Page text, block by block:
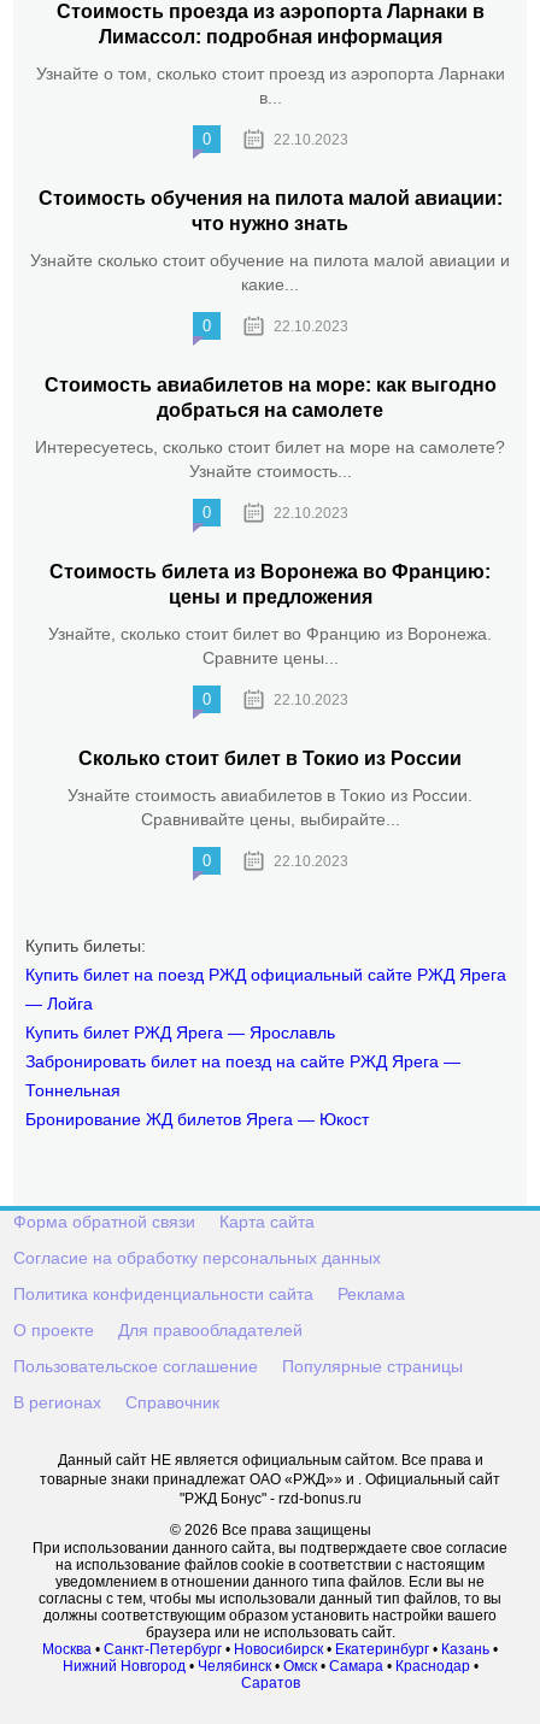
Стоимость проезда из аэропорта Ларнаки в
Лимассол: подробная информация
Узнайте о том, сколько стоит проезд из аэропорта Ларнаки
в...
0 22.10.2023
Стоимость обучения на пилота малой авиации:
что нужно знать
Узнайте сколько стоит обучение на пилота малой авиации и
какие...
0 22.10.2023
Стоимость авиабилетов на море: как выгодно
добраться на самолете
Интересуетесь, сколько стоит билет на море на самолете?
Узнайте стоимость...
0 22.10.2023
Стоимость билета из Воронежа во Францию:
цены и предложения
Узнайте, сколько стоит билет во Францию из Воронежа.
Сравните цены...
0 22.10.2023
Сколько стоит билет в Токио из России
Узнайте стоимость авиабилетов в Токио из России.
Сравнивайте цены, выбирайте...
0 22.10.2023
Купить билеты:
Купить билет на поезд РЖД официальный сайте РЖД Ярега
— Лойга
Купить билет РЖД Ярега — Ярославль
Забронировать билет на поезд на сайте РЖД Ярега —
Тоннельная
Бронирование ЖД билетов Ярега — Юкост
Форма обратной связи
Карта сайта
Согласие на обработку персональных данных
Политика конфиденциальности сайта
Реклама
О проекте
Для правообладателей
Пользовательское соглашение
Популярные страницы
В регионах
Справочник
Данный сайт НЕ является официальным сайтом. Все права и
товарные знаки принадлежат ОАО «РЖД»» и . Официальный сайт
"РЖД Бонус" - rzd-bonus.ru
© 2026 Все права защищены
При использовании данного сайта, вы подтверждаете свое согласие
на использование файлов cookie в соответствии с настоящим
уведомлением в отношении данного типа файлов. Если вы не
согласны с тем, чтобы мы использовали данный тип файлов, то вы
должны соответствующим образом установить настройки вашего
браузера или не использовать сайт.
Москва • Санкт-Петербург • Новосибирск • Екатеринбург • Казань •
Нижний Новгород• Челябинск• Омск• Самара• Краснодар•
Саратов